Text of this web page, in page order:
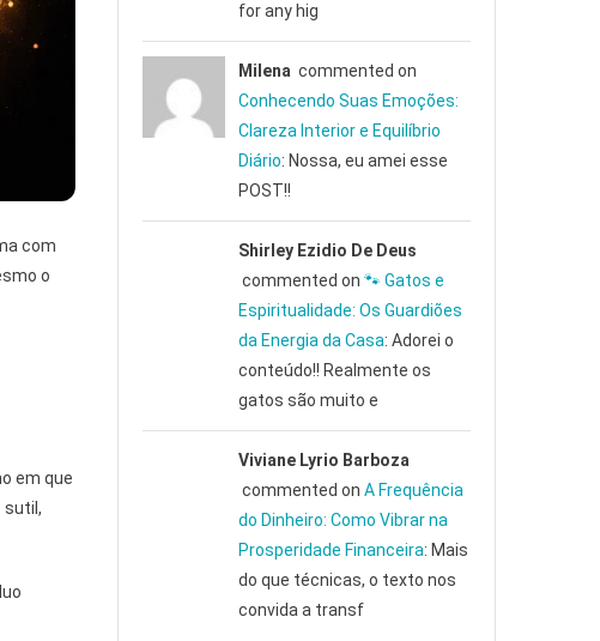
com
o
em que
sutil,
for any hig
Milena commented on
Conhecendo Suas Emoções:
Clareza Interior e Equilíbrio
Diário: Nossa, eu amei esse
POST!!
Shirley Ezidio De Deus
commented on 🐾 Gatos e
Espiritualidade: Os Guardiões
da Energia da Casa: Adorei o
conteúdo!! Realmente os
gatos são muito e
Viviane Lyrio Barboza
commented on A Frequência
do Dinheiro: Como Vibrar na
Prosperidade Financeira: Mais
do que técnicas, o texto nos
convida a transf